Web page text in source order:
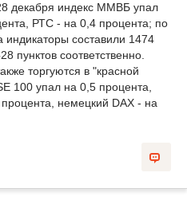
декабря индекс ММВБ упал
РТС - на 0,4 процента; по
индикаторы составили 1474
пунктов соответственно.
торгуются в "красной
100 упал на 0,5 процента,
немецкий DAX - на